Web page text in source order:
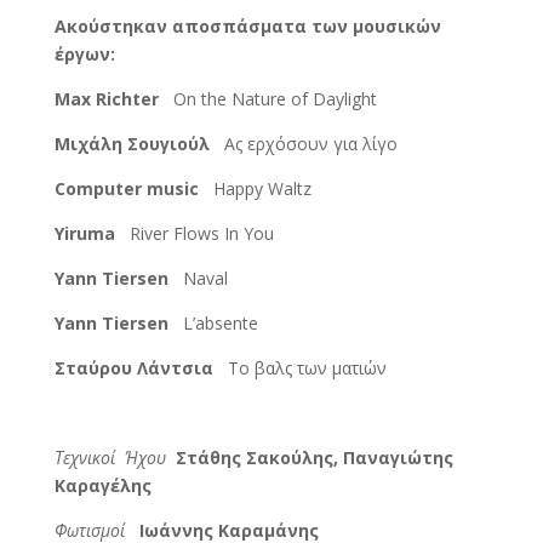
Ακούστηκαν αποσπάσματα των μουσικών
έργων:
Max RichterOn the Nature of Daylight
Μιχάλη ΣουγιούλΑς ερχόσουν για λίγο
Computer music Happy Waltz
Yiruma River Flows In You
Yann Tiersen Naval
Yann Tiersen L’absente
Σταύρου Λάντσια Το βαλς των ματιών
Τεχνικοί ΉχουΣτάθης Σακούλης, Παναγιώτης
Καραγέλης
Φωτισμοί
Ιωάννης Καραμάνης